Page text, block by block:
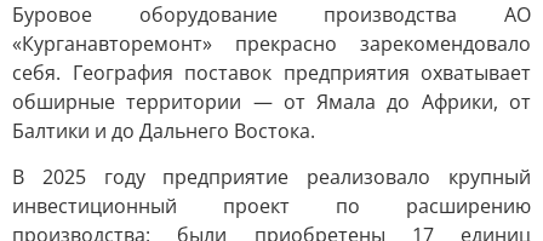
Буровое оборудование производства АО
«Курганавторемонт» прекрасно зарекомендовало
себя. География поставок предприятия охватывает
обширные территории — от Ямала до Африки, от
Балтики и до Дальнего Востока.
В 2025 году предприятие реализовало крупный
инвестиционный проект по расширению
производства: были приобретены 17 единиц